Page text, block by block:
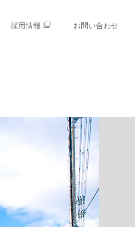
採用情報 お問い合わせ